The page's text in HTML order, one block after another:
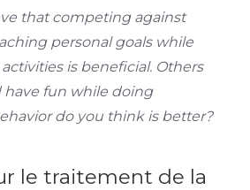
that competing against
personal goals while
is beneficial. Others
have fun while doing
do you think is better?
le traitement de la